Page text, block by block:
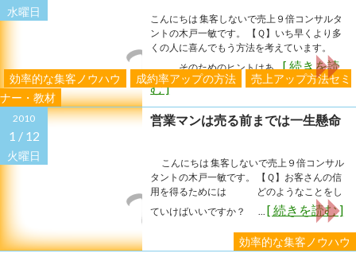
水曜日
効率的な集客ノウハウ 成約率アップの方法
売上アップ方法セミ
ナー・教材
こんにちは 集客しないで売上９倍コンサルタ
ントの木戸一敏です。 【Ｑ】いち早くより多
くの人に喜んでもう方法を考えています。
そのためのヒントはあ...[ 続きを読
む ]
2010
1 / 12
火曜日
効率的な集客ノウハウ
営業マンは売る前までは一生懸命
こんにちは 集客しないで売上９倍コンサル
タントの木戸一敏です。 【Ｑ】お客さんの信
用を得るためには どのようなことをし
ていけばいいですか？ ... [ 続きを読む ]